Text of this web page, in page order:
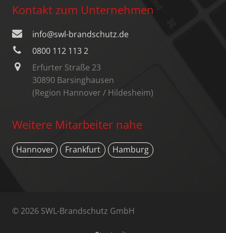
Kontakt zum Unternehmen
info@swl-brandschutz.de
0800 112 113 2
Erfurter Straße 23
30890 Barsinghausen
(Region Hannover / Hildesheim)
Weitere Mitarbeiter nahe
Hannover Frankfurt Hamburg
© 2026 SWL-Brandschutz GmbH